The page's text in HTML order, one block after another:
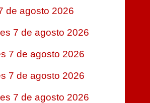
de agosto 2026
7 de agosto 2026
7 de agosto 2026
7 de agosto 2026
7 de agosto 2026